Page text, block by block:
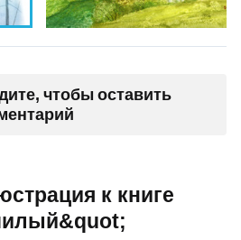
чтобы оставить
к книге